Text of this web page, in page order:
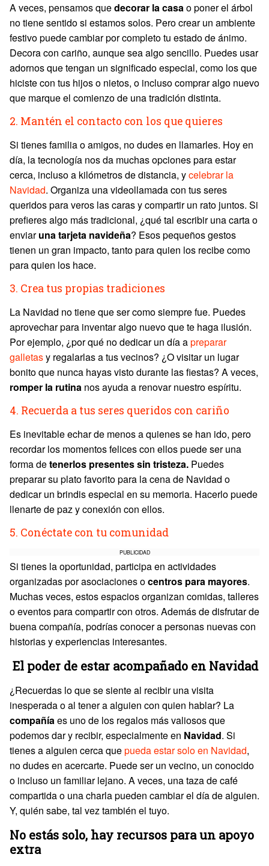
A veces, pensamos quedecorar la casao poner el árbol
no tiene sentido si estamos solos. Pero crear un ambiente
festivo puede cambiar por completo tu estado de ánimo.
Decora con cariño, aunque sea algo sencillo. Puedes usar
adornos que tengan un significado especial, como los que
hiciste con tus hijos o nietos, o incluso comprar algo nuevo
que marque el comienzo de una tradición distinta.
2. Mantén el contacto con los que quieres
Si tienes familia o amigos, no dudes en llamarles. Hoy en
día, la tecnología nos da muchas opciones para estar
cerca, incluso a kilómetros de distancia, ycelebrar la
Navidad. Organiza una videollamada con tus seres
queridos para veros las caras y compartir un rato juntos. Si
prefieres algo más tradicional, ¿qué tal escribir una carta o
enviaruna tarjeta navideña? Esos pequeños gestos
tienen un gran impacto, tanto para quien los recibe como
para quien los hace.
3. Crea tus propias tradiciones
La Navidad no tiene que ser como siempre fue. Puedes
aprovechar para inventar algo nuevo que te haga ilusión.
Por ejemplo, ¿por qué no dedicar un día apreparar
galletasy regalarlas a tus vecinos? ¿O visitar un lugar
bonito que nunca hayas visto durante las fiestas? A veces,
romper la rutina nos ayuda a renovar nuestro espíritu.
4. Recuerda a tus seres queridos con cariño
Es inevitable echar de menos a quienes se han ido, pero
recordar los momentos felices con ellos puede ser una
forma detenerlos presentes sin tristeza. Puedes
preparar su plato favorito para la cena de Navidad o
dedicar un brindis especial en su memoria. Hacerlo puede
llenarte de paz y conexión con ellos.
5. Conéctate con tu comunidad
PUBLICIDAD
Si tienes la oportunidad, participa en actividades
organizadas por asociaciones ocentros para mayores.
Muchas veces, estos espacios organizan comidas, talleres
o eventos para compartir con otros. Además de disfrutar de
buena compañía, podrías conocer a personas nuevas con
historias y experiencias interesantes.
El poder de estar acompañado en Navidad
¿Recuerdas lo que se siente al recibir una visita
inesperada o al tener a alguien con quien hablar? La
compañíaes uno de los regalos más valiosos que
podemos dar y recibir, especialmente en Navidad. Si
tienes a alguien cerca quepueda estar solo en Navidad,
no dudes en acercarte. Puede ser un vecino, un conocido
o incluso un familiar lejano. A veces, una taza de café
compartida o una charla pueden cambiar el día de alguien.
Y, quién sabe, tal vez también el tuyo.
No estás solo, hay recursos para un apoyo
extra